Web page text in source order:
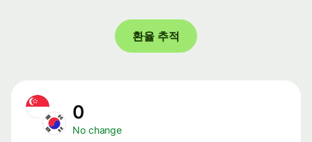
환율 추적
0
No change